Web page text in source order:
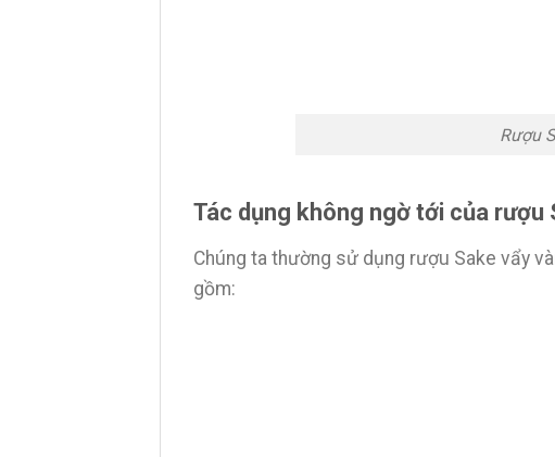
Rượu
Tác dụng không ngờ tới của rượu
Chúng ta thường sử dụng rượu Sake vẩy
gồm: